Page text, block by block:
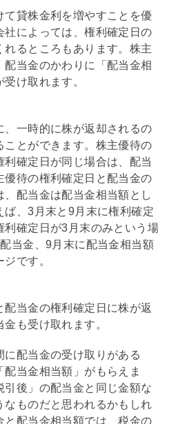
て貸株金利を増やすことを優
社によっては、権利確定日の
るところもあります。株主
当金のかわりに「配当金相
け取れます。
、一時的に株が返却されるの
ことができます。株主優待の
確定日が同じ場合は、配当
優待の権利確定日と配当金の
配当金は配当金相当額とし
ば、3月末と9月末に権利確定
利確定日が3月末のみという場
当金、9月末に配当金相当額
です。
当金の権利確定日に株が返
も受け取れます。
配当金の受け取りがある
当金相当額」がもらえま
後」の配当金と同じ金額な
なものだと思われるかもしれ
と配当金相当額では、税金の